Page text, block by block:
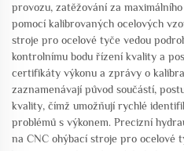
provozu, zatěžování za
pomocí kalibrovaných ocelových
stroje pro ocelové tyče vedou
kontrolnímu bodu řízení kvality a
certifikáty výkonu a zprávy o
zaznamenávají původ součástí,
kvality, čímž umožňují rychlé
problémů s výkonem. Precizní
na CNC ohýbací stroje pro ocelové